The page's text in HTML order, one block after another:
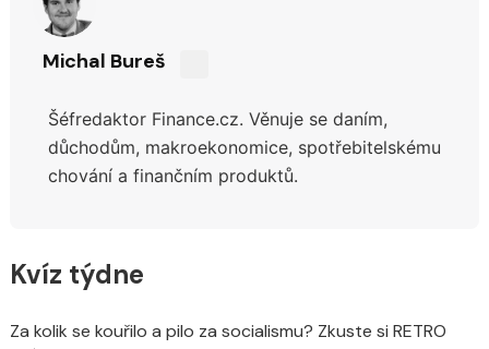
Michal Bureš
síti
X
Šéfredaktor Finance.cz. Věnuje se daním,
důchodům, makroekonomice, spotřebitelskému
chování a finančním produktů.
Kvíz týdne
Za kolik se kouřilo a pilo za socialismu? Zkuste si RETRO